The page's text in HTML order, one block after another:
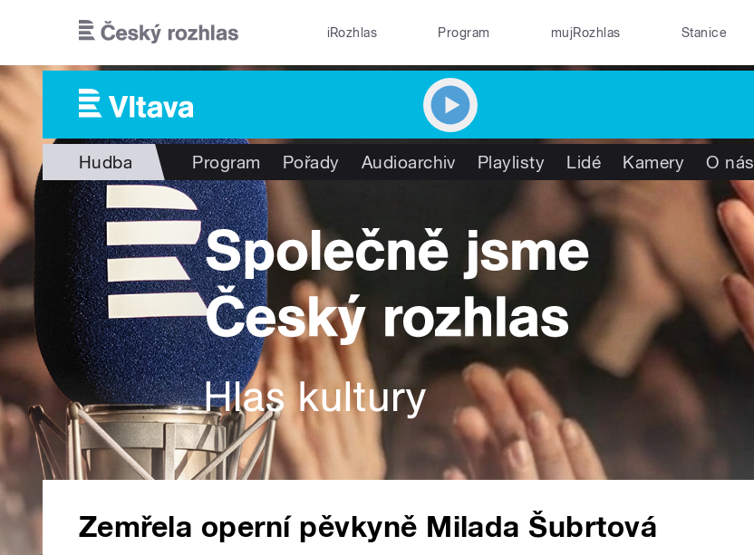
iRozhlas Program mujRozhlas Stanice
Hudba Program Pořady Audioarchiv Playlisty Lidé Kamery O nás
Zemřela operní pěvkyně Milada Šubrtová